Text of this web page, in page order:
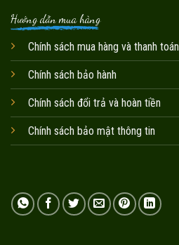
Hướng dẫn mua hàng
Chính sách mua hàng và thanh toán
Chính sách bảo hành
Chính sách đổi trả và hoàn tiền
Chính sách bảo mật thông tin